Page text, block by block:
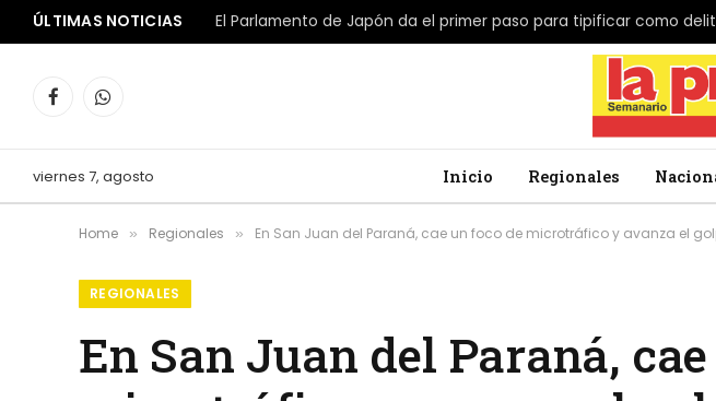
ÚLTIMAS NOTICIAS
FacebookWhatsApp
viernes 7, agosto Inicio Regionales
Home » Regionales » En San Juan del Paraná, cae un foco de microtráfico y avanza el
REGIONALES
En San Juan del Paraná,